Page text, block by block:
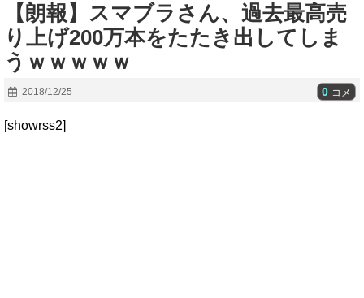
【朗報】スマブラさん、過去最高売
り上げ200万本をたたき出してしま
うｗｗｗｗｗ
2018/12/25 0 コメ
[showrss2]